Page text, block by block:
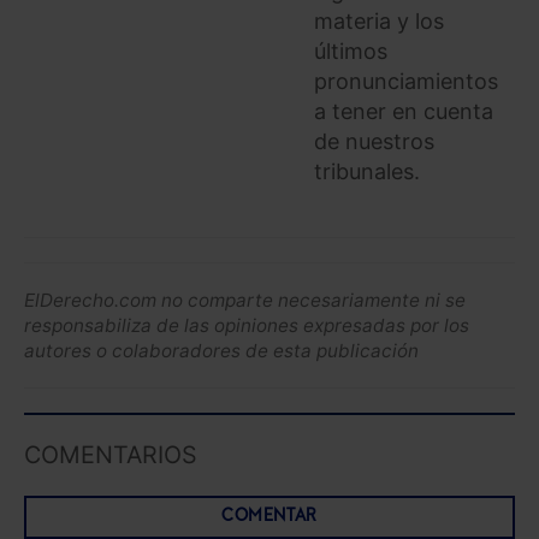
Saber más acerca de las cookiesmateria y los
últimos
pronunciamientos
a tener en cuenta
de nuestros
tribunales.
ElDerecho.com no comparte necesariamente ni se
responsabiliza de las opiniones expresadas por los
autores o colaboradores de esta publicación
COMENTARIOS
COMENTAR